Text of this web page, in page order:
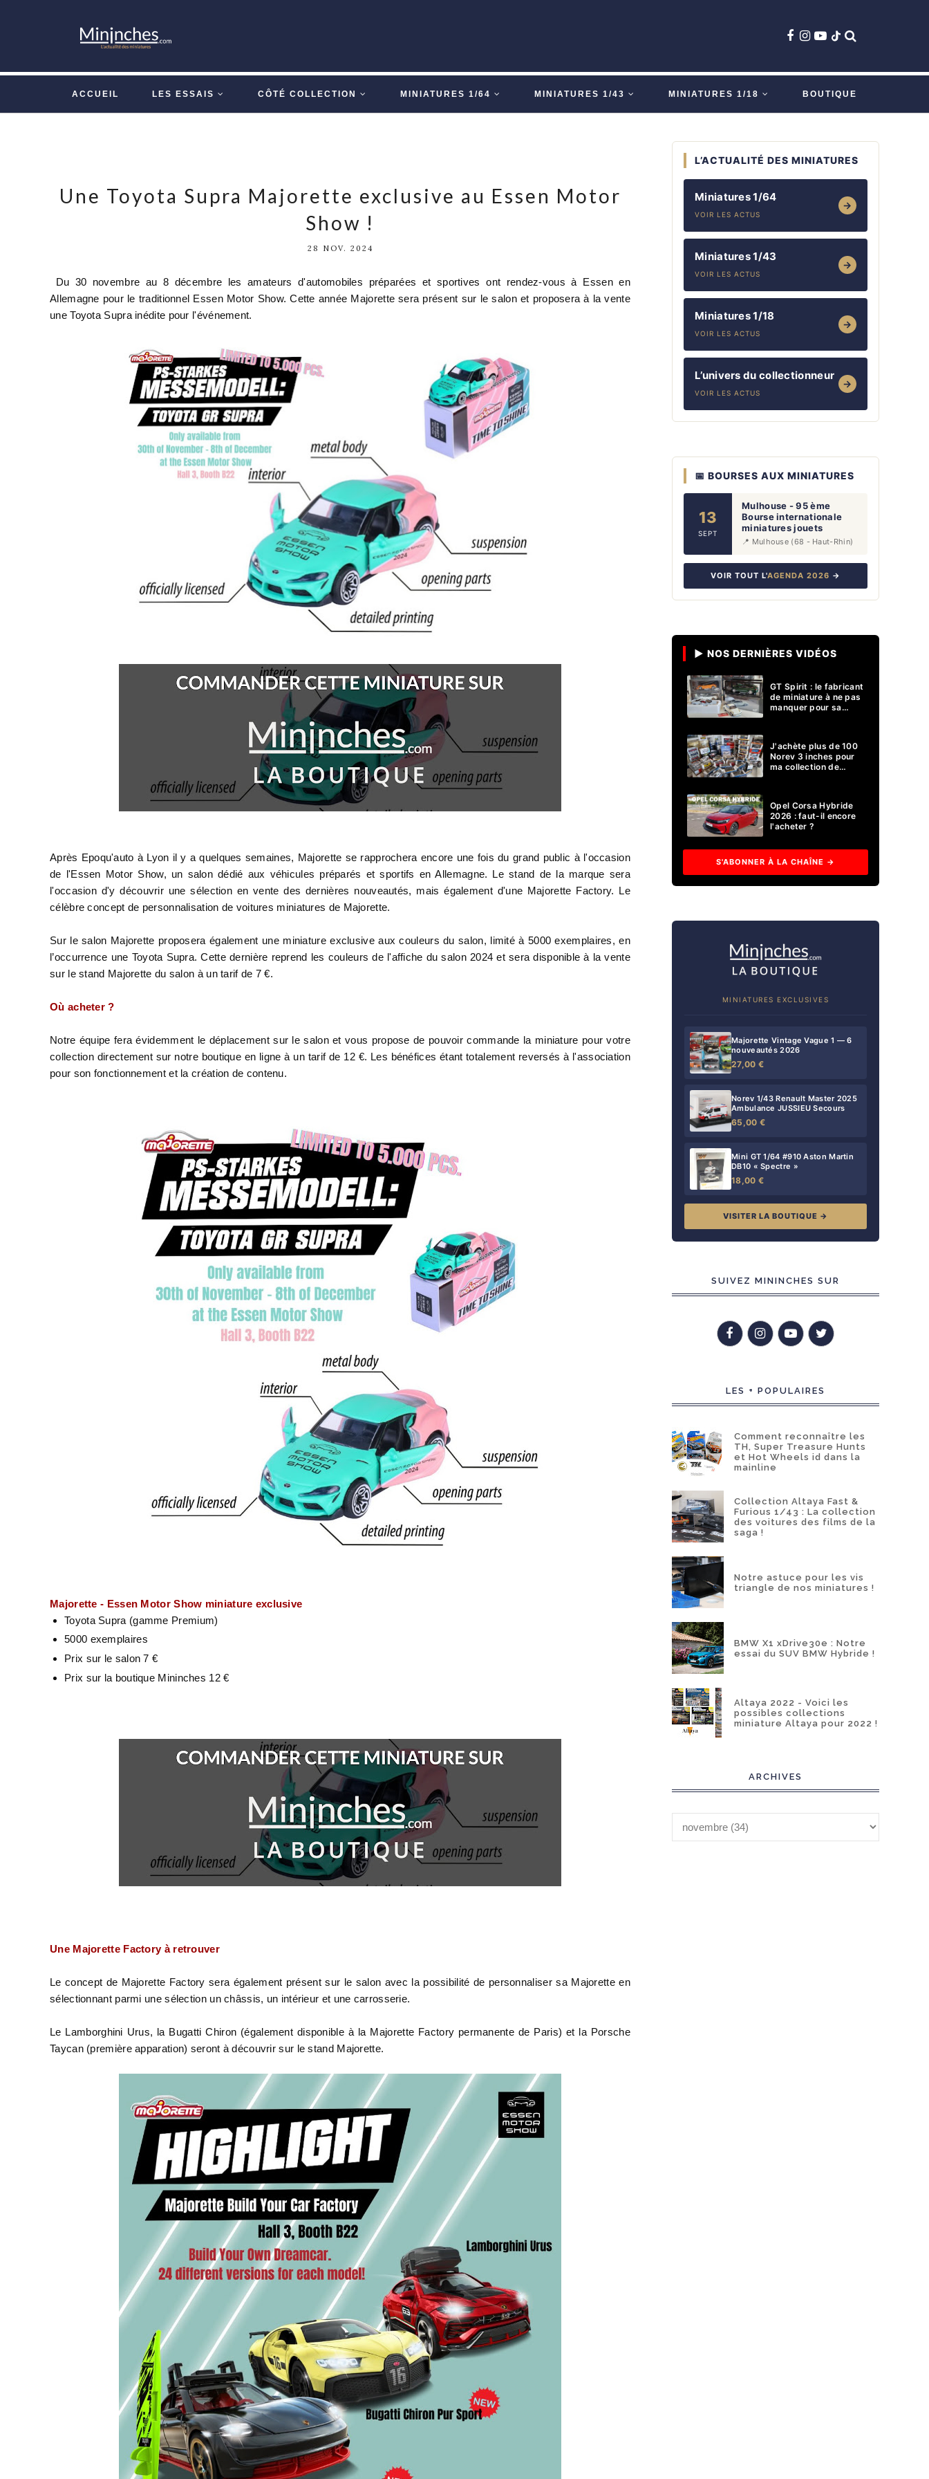
ACCUEIL LES ESSAIS CÔTÉ COLLECTION MINIATURES 1/64 MINIATURES 1/43 MINIATURES 1/18 BOUTIQUE
Une Toyota Supra Majorette exclusive au Essen Motor
Show !
28 NOV. 2024
Du 30 novembre au 8 décembre les amateurs d'automobiles préparées et sportives ont rendez-vous à Essen en
Allemagne pour le traditionnel Essen Motor Show. Cette année Majorette sera présent sur le salon et proposera à la vente
une Toyota Supra inédite pour l'événement.
Après Epoqu'auto à Lyon il y a quelques semaines, Majorette se rapprochera encore une fois du grand public à l'occasion
de l'Essen Motor Show, un salon dédié aux véhicules préparés et sportifs en Allemagne. Le stand de la marque sera
l'occasion d'y découvrir une sélection en vente des dernières nouveautés, mais également d'une Majorette Factory. Le
célèbre concept de personnalisation de voitures miniatures de Majorette.
Sur le salon Majorette proposera également une miniature exclusive aux couleurs du salon, limité à 5000 exemplaires, en
l’occurrence une Toyota Supra. Cette dernière reprend les couleurs de l'affiche du salon 2024 et sera disponible à la vente
sur le stand Majorette du salon à un tarif de 7 €.
Où acheter ?
Notre équipe fera évidemment le déplacement sur le salon et vous propose de pouvoir commande la miniature pour votre
collection directement sur notre boutique en ligne à un tarif de 12 €. Les bénéfices étant totalement reversés à l'association
pour son fonctionnement et la création de contenu.
Majorette - Essen Motor Show miniature exclusive
Toyota Supra (gamme Premium)
5000 exemplaires
Prix sur le salon 7 €
Prix sur la boutique Mininches 12 €
Une Majorette Factory à retrouver
Le concept de Majorette Factory sera également présent sur le salon avec la possibilité de personnaliser sa Majorette en
sélectionnant parmi une sélection un châssis, un intérieur et une carrosserie.
Le Lamborghini Urus, la Bugatti Chiron (également disponible à la Majorette Factory permanente de Paris) et la Porsche
Taycan (première apparation) seront à découvrir sur le stand Majorette.
L’ACTUALITÉ DES MINIATURES
Miniatures 1/64
VOIR LES ACTUS
→
Miniatures 1/43
VOIR LES ACTUS
→
Miniatures 1/18
VOIR LES ACTUS
→
L’univers du collectionneur
VOIR LES ACTUS
→
📅 BOURSES AUX MINIATURES
13
SEPT
Mulhouse - 95 ème
Bourse internationale
miniatures jouets
📍 Mulhouse (68 - Haut-Rhin)
VOIR TOUT L'AGENDA 2026 →
▶ NOS DERNIÈRES VIDÉOS
GT Spirit : le fabricant
de miniature à ne pas
manquer pour sa
J'achète plus de 100
Norev 3 inches pour
ma collection de
Opel Corsa Hybride
2026 : faut-il encore
l'acheter ?
S'ABONNER À LA CHAÎNE →
MINIATURES EXCLUSIVES
Majorette Vintage Vague 1 — 6
nouveautés 2026
27,00 €
Norev 1/43 Renault Master 2025
Ambulance JUSSIEU Secours
65,00 €
Mini GT 1/64 #910 Aston Martin
DB10 « Spectre »
18,00 €
VISITER LA BOUTIQUE →
SUIVEZ MININCHES SUR
LES + POPULAIRES
Comment reconnaître les
TH, Super Treasure Hunts
et Hot Wheels id dans la
mainline
Collection Altaya Fast &
Furious 1/43 : La collection
des voitures des films de la
saga !
Notre astuce pour les vis
triangle de nos miniatures !
BMW X1 xDrive30e : Notre
essai du SUV BMW Hybride !
Altaya 2022 - Voici les
possibles collections
miniature Altaya pour 2022 !
ARCHIVES